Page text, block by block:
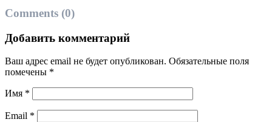
Comments (0)
Добавить комментарий
Ваш адрес email не будет опубликован. Обязательные поля
помечены *
Имя *
Email *